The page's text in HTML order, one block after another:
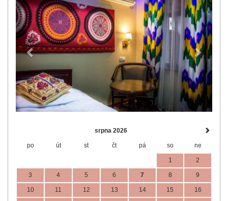
srpna 2026
po út st čt pá so ne
1 2
3 4 5 6 7 8 9
10 11 12 13 14 15 16